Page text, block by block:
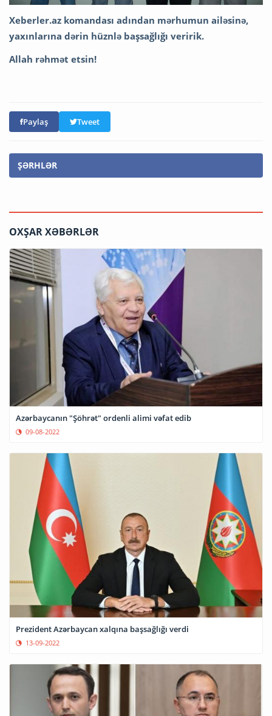
Xeberler.az komandası adından mərhumun ailəsinə,
yaxınlarına dərin hüznlə başsağlığı veririk.
Allah rəhmət etsin!
Paylaş Tweet
ŞƏRHLƏR
OXŞAR XƏBƏRLƏR
Azərbaycanın "Şöhrət" ordenli alimi vəfat edib
09-08-2022
Prezident Azərbaycan xalqına başsağlığı verdi
13-09-2022